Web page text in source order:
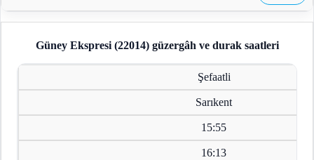
Güney Ekspresi (22014)güzergâh ve durak saatleri
Şefaatli
Sarıkent
15:55
16:13